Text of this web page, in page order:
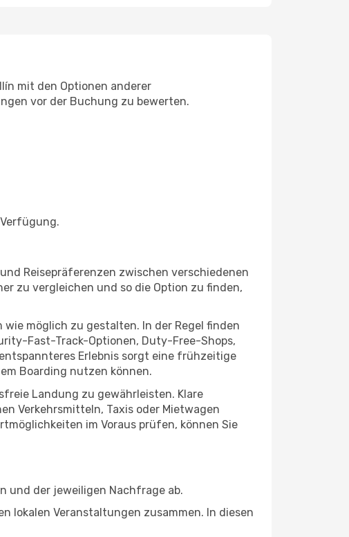
mit den Optionen anderer
vor der Buchung zu bewerten.
Reisepräferenzen zwischen verschiedenen
zu vergleichen und so die Option zu finden,
möglich zu gestalten. In der Regel finden
Fast-Track-Optionen, Duty-Free-Shops,
Erlebnis sorgt eine frühzeitige
Boarding nutzen können.
Landung zu gewährleisten. Klare
Verkehrsmitteln, Taxis oder Mietwagen
im Voraus prüfen, können Sie
und der jeweiligen Nachfrage ab.
lokalen Veranstaltungen zusammen. In diesen